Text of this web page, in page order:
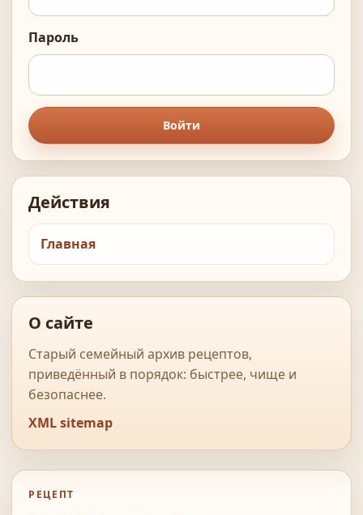
Пароль
Войти
Действия
Главная
О сайте
Старый семейный архив рецептов,
приведённый в порядок: быстрее, чище и
безопаснее.
XML sitemap
РЕЦЕПТ